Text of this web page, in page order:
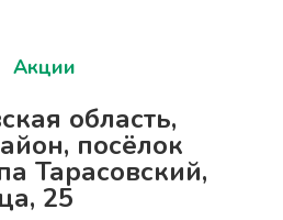
Акции
область,
посёлок
Тарасовский,
25